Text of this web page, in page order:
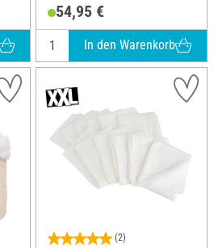
54,95 €
In den Warenkorb
(2)